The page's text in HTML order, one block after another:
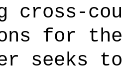
cross-
for
seeks